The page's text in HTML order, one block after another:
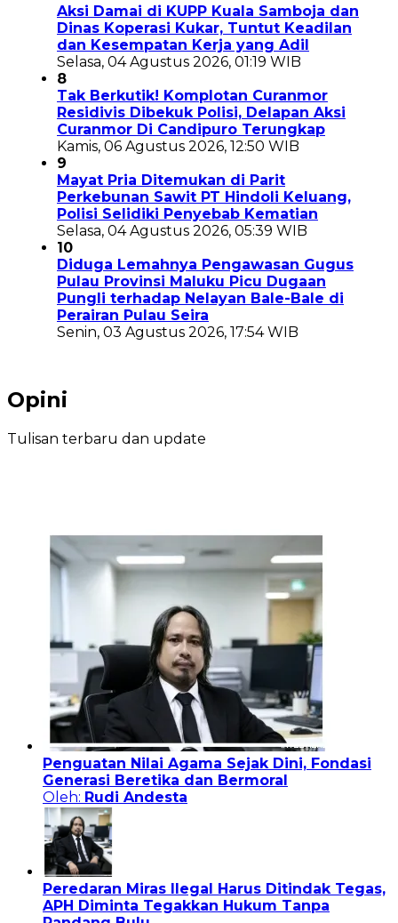
Aksi Damai di KUPP Kuala Samboja dan
Dinas Koperasi Kukar, Tuntut Keadilan
dan Kesempatan Kerja yang Adil
Selasa, 04 Agustus 2026, 01:19 WIB
8
Tak Berkutik! Komplotan Curanmor
Residivis Dibekuk Polisi, Delapan Aksi
Curanmor Di Candipuro Terungkap
Kamis, 06 Agustus 2026, 12:50 WIB
9
Mayat Pria Ditemukan di Parit
Perkebunan Sawit PT Hindoli Keluang,
Polisi Selidiki Penyebab Kematian
Selasa, 04 Agustus 2026, 05:39 WIB
10
Diduga Lemahnya Pengawasan Gugus
Pulau Provinsi Maluku Picu Dugaan
Pungli terhadap Nelayan Bale-Bale di
Perairan Pulau Seira
Senin, 03 Agustus 2026, 17:54 WIB
Opini
Tulisan terbaru dan update
Penguatan Nilai Agama Sejak Dini, Fondasi
Generasi Beretika dan Bermoral
Oleh: Rudi Andesta
Peredaran Miras Ilegal Harus Ditindak Tegas,
APH Diminta Tegakkan Hukum Tanpa